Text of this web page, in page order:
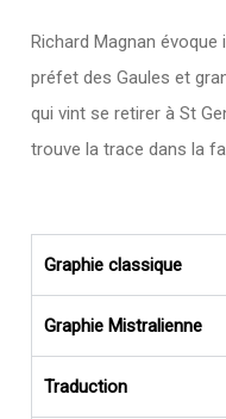
Richard Magnan
préfet des Gaules et
qui vint se retirer à St
trouve la trace dans la
Graphie classique
Graphie Mistralienne
Traduction